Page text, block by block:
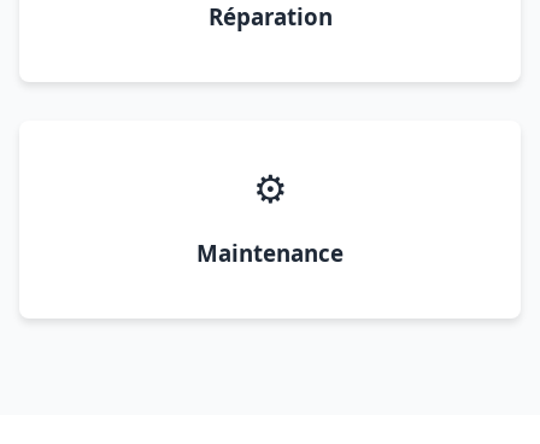
Réparation
⚙️
Maintenance